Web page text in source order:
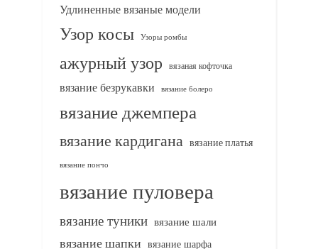
Удлиненные вязаные модели
Узор косы Узоры ромбы
ажурный узор вязаная кофточка
вязание безрукавки вязание болеро
вязание джемпера
вязание кардигана вязание платья
вязание пончо
вязание пуловера
вязание туники вязание шали
вязание шапки вязание шарфа